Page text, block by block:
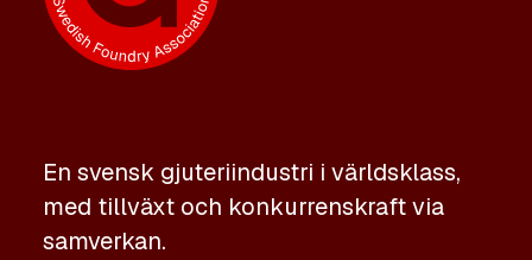
En svensk gjuteriindustri i världsklass,
med tillväxt och konkurrenskraft via
samverkan.